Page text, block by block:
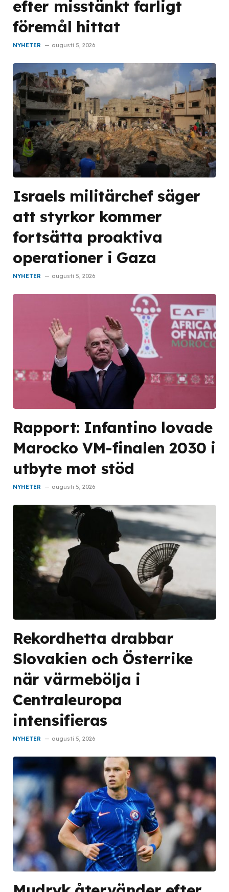
efter misstänkt farligt
föremål hittat
NYHETER augusti 5, 2026
Israels militärchef säger
att styrkor kommer
fortsätta proaktiva
operationer i Gaza
NYHETER augusti 5, 2026
Rapport: Infantino lovade
Marocko VM-finalen 2030 i
utbyte mot stöd
NYHETER augusti 5, 2026
Rekordhetta drabbar
Slovakien och Österrike
när värmebölja i
Centraleuropa
intensifieras
NYHETER augusti 5, 2026